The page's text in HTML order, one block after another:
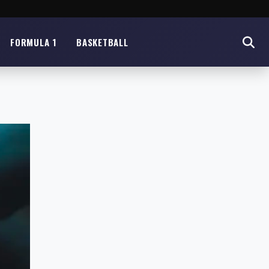
FORMULA 1 BASKETBALL